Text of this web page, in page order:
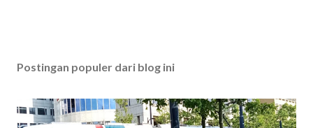
Postingan populer dari blog ini